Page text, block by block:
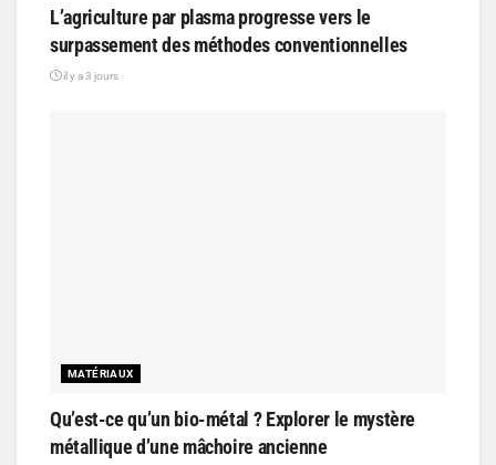
L’agriculture par plasma progresse vers le
surpassement des méthodes conventionnelles
il y a 3 jours
MATÉRIAUX
Qu’est-ce qu’un bio-métal ? Explorer le mystère
métallique d’une mâchoire ancienne